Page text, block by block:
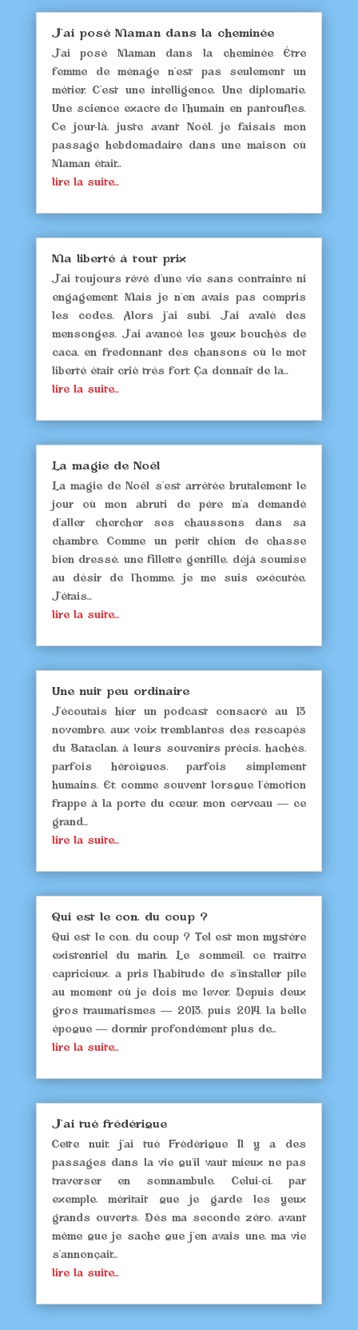
J’ai posé Maman dans la cheminée
J’ai posé Maman dans la cheminée Être
femme de ménage n’est pas seulement un
métier. C’est une intelligence. Une diplomatie.
Une science exacte de l’humain en pantoufles.
Ce jour-là, juste avant Noël, je faisais mon
passage hebdomadaire dans une maison où
Maman était...
lire la suite...
Ma liberté à tout prix
J’ai toujours rêvé d’une vie sans contrainte ni
engagement. Mais je n’en avais pas compris
les codes. Alors j’ai subi. J’ai avalé des
mensonges. J’ai avancé les yeux bouchés de
caca, en fredonnant des chansons où le mot
liberté était crié très fort. Ça donnait de la...
lire la suite...
La magie de Noël
La magie de Noël s’est arrêtée brutalement le
jour où mon abruti de père m’a demandé
d’aller chercher ses chaussons dans sa
chambre. Comme un petit chien de chasse
bien dressé, une fillette gentille, déjà soumise
au désir de l’homme, je me suis exécutée.
J’étais...
lire la suite...
Une nuit peu ordinaire
J’écoutais hier un podcast consacré au 13
novembre, aux voix tremblantes des rescapés
du Bataclan, à leurs souvenirs précis, hachés,
parfois héroïques, parfois simplement
humains. Et, comme souvent lorsque l’émotion
frappe à la porte du cœur, mon cerveau — ce
grand...
lire la suite...
Qui est le con, du coup ?
Qui est le con, du coup ? Tel est mon mystère
existentiel du matin. Le sommeil, ce traître
capricieux, a pris l’habitude de s’installer pile
au moment où je dois me lever. Depuis deux
gros traumatismes — 2013, puis 2014, la belle
époque — dormir profondément plus de...
lire la suite...
J’ai tué frédérique
Cette nuit, j’ai tué Frédérique Il y a des
passages dans la vie qu’il vaut mieux ne pas
traverser en somnambule. Celui-ci, par
exemple, méritait que je garde les yeux
grands ouverts. Dès ma seconde zéro, avant
même que je sache que j’en avais une, ma vie
s’annonçait...
lire la suite...